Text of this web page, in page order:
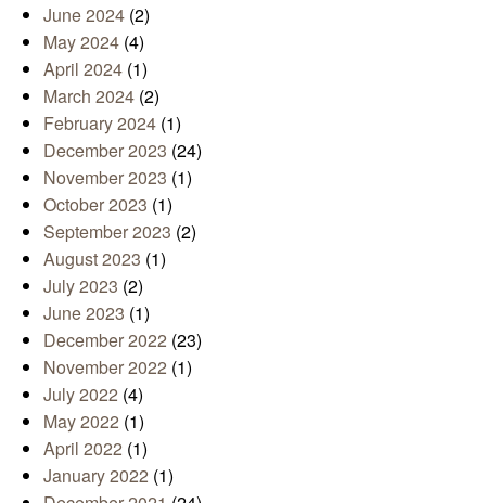
June 2024 (2)
May 2024 (4)
April 2024 (1)
March 2024 (2)
February 2024 (1)
December 2023 (24)
November 2023 (1)
October 2023 (1)
September 2023 (2)
August 2023 (1)
July 2023 (2)
June 2023 (1)
December 2022 (23)
November 2022 (1)
July 2022 (4)
May 2022 (1)
April 2022 (1)
January 2022 (1)